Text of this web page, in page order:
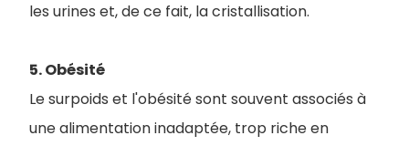
les urines et, de ce fait, la cristallisation.
5. Obésité
Le surpoids et l'obésité sont souvent associés à
une alimentation inadaptée, trop riche en